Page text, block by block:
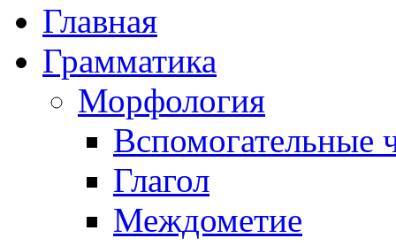
Главная
Грамматика
Морфология
Вспомогательные
Глагол
Междометие